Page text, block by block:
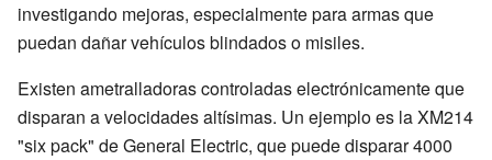
investigando mejoras, especialmente para armas que
puedan dañar vehículos blindados o misiles.
Existen ametralladoras controladas electrónicamente que
disparan a velocidades altísimas. Un ejemplo es la XM214
"six pack" de General Electric, que puede disparar 4000